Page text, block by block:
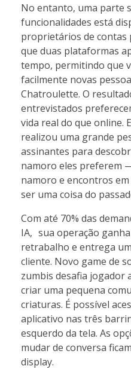
No entanto, uma parte
funcionalidades está
proprietários de contas
que duas plataformas
tempo, permitindo que
facilmente novas
Chatroulette. O
entrevistados
vida real do que online.
realizou uma grande
assinantes para
namoro eles preferem
namoro e encontros
ser uma coisa do
Com até 70% das
IA, sua operação
retrabalho e entrega
cliente. Novo game de
zumbis desafia jogador
criar uma pequena
criaturas. É possível
aplicativo nas três
esquerdo da tela. As
mudar de conversa
display.